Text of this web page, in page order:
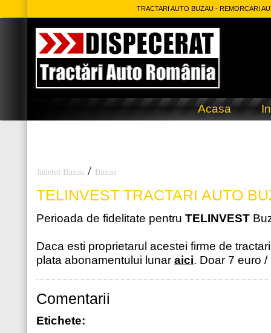
TRACTARI AUTO BUZAU - REMORCARI
Acasa
Judetul Buzau / Buzau
TELINVEST TRACTARI AUTO
Perioada de fidelitate pentru TELINVEST
Daca esti proprietarul acestei firme de
plata abonamentului lunar aici. Doar 7 euro /
Comentarii
Etichete: